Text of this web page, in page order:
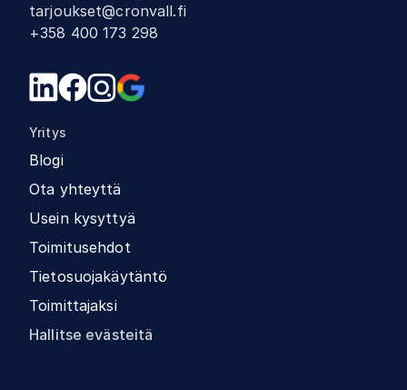
tarjoukset@cronvall.fi
+358 400 173 298
Yritys
Blogi
Ota yhteyttä
Usein kysyttyä
Toimitusehdot
Tietosuojakäytäntö
Toimittajaksi
Hallitse evästeitä